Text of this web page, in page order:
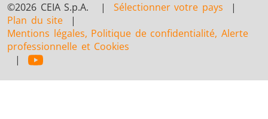
©2026 CEIA S.p.A. | Sélectionner votre pays |
Plan du site |
Mentions légales, Politique de confidentialité, Alerte
professionnelle et Cookies
|